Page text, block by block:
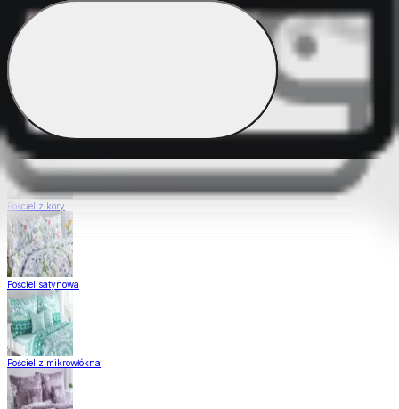
Pościel Dual Feel
Pościel z gładkiej bawełny
Pościel z kory
Pościel satynowa
Pościel z mikrowłókna